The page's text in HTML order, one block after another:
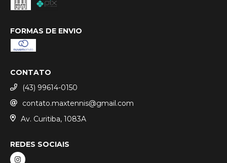
FORMAS DE ENVIO
CONTATO
(43) 99614-0150
contato.maxtennis@gmail.com
Av. Curitiba, 1083A
REDES SOCIAIS